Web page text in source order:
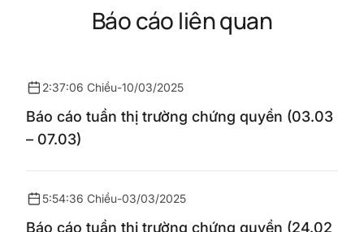
Báo cáo liên quan
2:37:06 Chiều-10/03/2025
Báo cáo tuần thị trường chứng quyền (03.03
– 07.03)
5:54:36 Chiều-03/03/2025
Báo cáo tuần thị trường chứng quyền (24.02